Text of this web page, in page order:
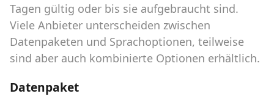
Tagen gültig oder bis sie aufgebraucht sind.
Viele Anbieter unterscheiden zwischen
Datenpaketen und Sprachoptionen, teilweise
sind aber auch kombinierte Optionen erhältlich.
Datenpaket